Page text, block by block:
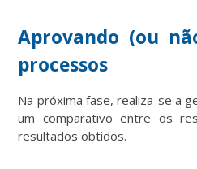
Aprovando (ou
processos
Na próxima fase, realiza-se a
um comparativo entre os
resultados obtidos.